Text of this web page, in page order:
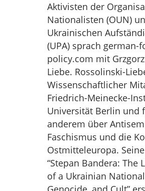
Aktivisten der
Nationalisten (OUN)
Ukrainischen
(UPA) sprach german-
policy.com mit
Liebe. Rossolinski-
Wissenschaftlicher
Friedrich-Meinecke-
Universität Berlin und
anderem über
Faschismus und die
Ostmitteleuropa.
“Stepan Bandera: The
of a Ukrainian